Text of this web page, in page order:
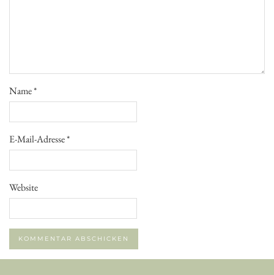
Name*
E-Mail-Adresse*
Website